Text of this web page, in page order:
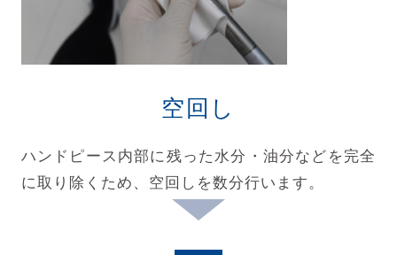
空回し
ハンドピース内部に残った水分・油分などを完全
に取り除くため、空回しを数分行います。